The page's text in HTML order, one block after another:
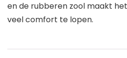
en de rubberen zool maakt
veel comfort te lopen.